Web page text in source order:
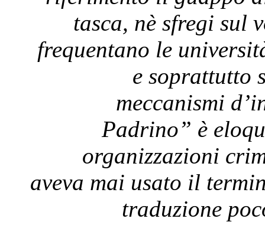
tasca, nè sfregi sul
frequentano le
e soprattutto
meccanismi
Padrino” è
organizzazioni
aveva mai usato il
traduzione